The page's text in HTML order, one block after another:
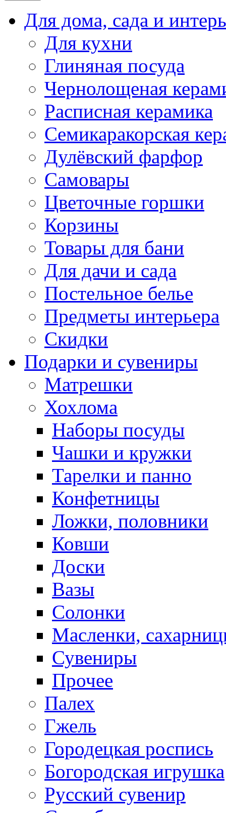
Для дома, сада и
Для кухни
Глиняная посуда
Чернолощеная
Расписная керамика
Семикаракорская
Дулёвский фарфор
Самовары
Цветочные горшки
Корзины
Товары для бани
Для дачи и сада
Постельное белье
Предметы интерьера
Скидки
Подарки и сувениры
Матрешки
Хохлома
Наборы посуды
Чашки и кружки
Тарелки и панно
Конфетницы
Ложки, половники
Ковши
Доски
Вазы
Солонки
Масленки,
Сувениры
Прочее
Палех
Гжель
Городецкая роспись
Богородская игрушка
Русский сувенир